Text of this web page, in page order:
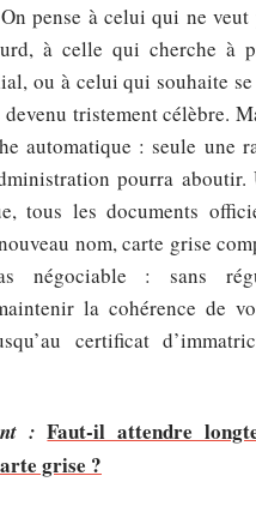
pense à celui qui ne
à celle qui cherche à
ou à celui qui souhaite
tristement célèbre.
automatique : seule une
pourra aboutir.
tous les documents
nom, carte grise
négociable : sans
la cohérence de
certificat
: Faut-il attendre
grise ?